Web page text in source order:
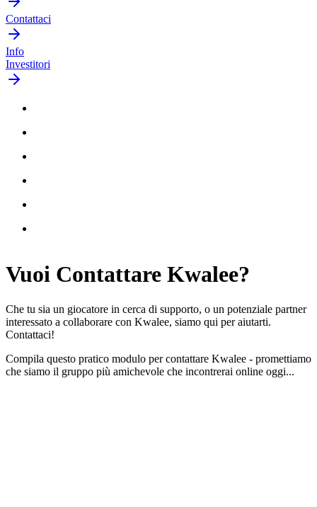
Contattaci
Info
Investitori
Vuoi Contattare Kwalee?
Che tu sia un giocatore in cerca di supporto, o un potenziale partner
interessato a collaborare con Kwalee, siamo qui per aiutarti.
Contattaci!
Compila questo pratico modulo per contattare Kwalee - promettiamo
che siamo il gruppo più amichevole che incontrerai online oggi...